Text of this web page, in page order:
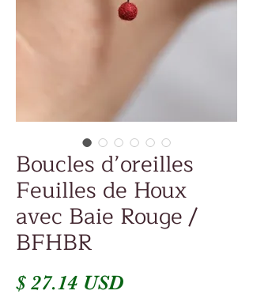
Boucles d’oreilles
Feuilles de Houx
avec Baie Rouge /
BFHBR
$ 27.14 USDPrix